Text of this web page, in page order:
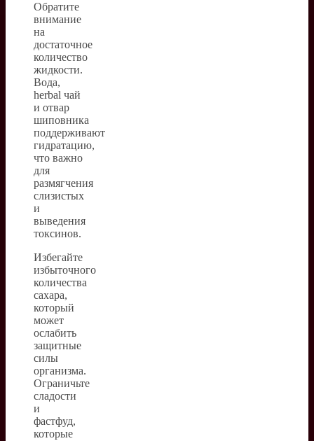
Обратите
внимание
на
достаточное
количество
жидкости.
Вода,
herbal чай
и отвар
шиповника
поддерживают
гидратацию,
что важно
для
размягчения
слизистых
и
выведения
токсинов.
Избегайте
избыточного
количества
сахара,
который
может
ослабить
защитные
силы
организма.
Ограничьте
сладости
и
фастфуд,
которые